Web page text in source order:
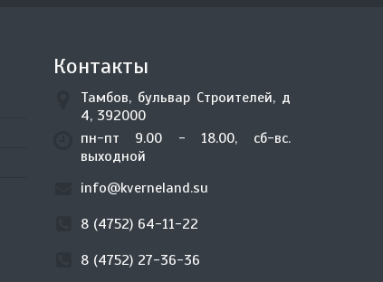
Контакты
Тамбов, бульвар Строителей, д
4, 392000
пн-пт 9.00 - 18.00, сб-вс.
выходной
info@kverneland.su
8 (4752) 64-11-22
8 (4752) 27-36-36